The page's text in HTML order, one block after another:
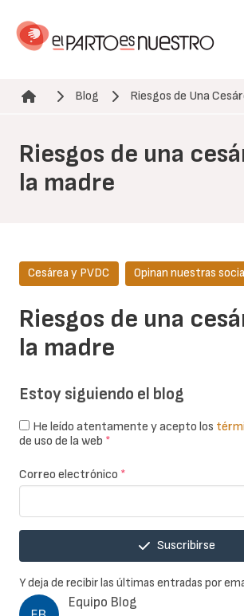
contenido
Ruta de navegación
Blog Riesgos de Una
Riesgos de una
la madre
Equipo Blog
Riesgos de una
la madre
Cesárea y PVDC Opinan nuestras
Estoy siguiendo el blog
He leído atentamente y acepto los
de uso de la web *
Correo electrónico *
Suscribirse
Y deja de recibir las últimas entradas por